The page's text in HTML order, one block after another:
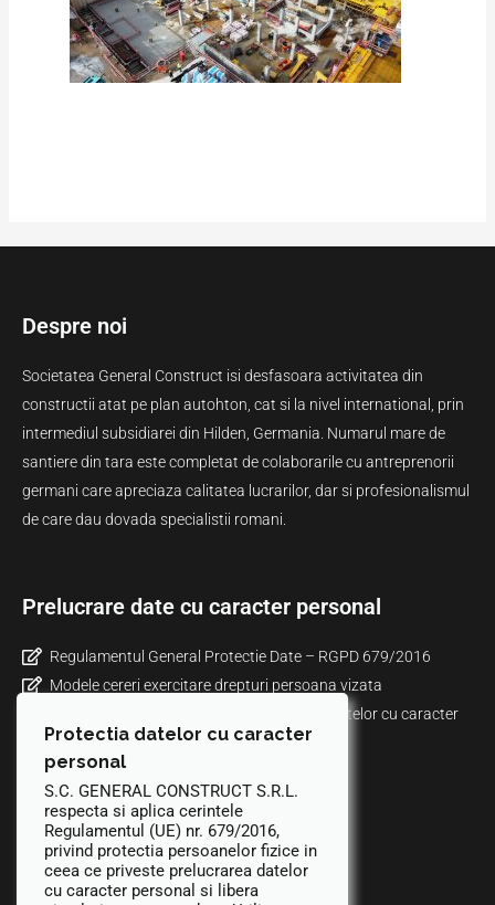
Despre noi
Societatea General Construct isi desfasoara activitatea din
constructii atat pe plan autohton, cat si la nivel international, prin
intermediul subsidiarei din Hilden, Germania. Numarul mare de
santiere din tara este completat de colaborarile cu antreprenorii
germani care apreciaza calitatea lucrarilor, dar si profesionalismul
de care dau dovada specialistii romani.
Prelucrare date cu caracter personal
Regulamentul General Protectie Date – RGPD 679/2016
Modele cereri exercitare drepturi persoana vizata
Informare privind politica de prelucrare a datelor cu caracter
personal prin mijloace video
Politica de confidentialitate
Politica de cookies
ANPC
Protectia datelor cu caracter
personal
S.C. GENERAL CONSTRUCT S.R.L.
respecta si aplica cerintele
Regulamentul (UE) nr. 679/2016,
privind protectia persoanelor fizice in
ceea ce priveste prelucrarea datelor
cu caracter personal si libera